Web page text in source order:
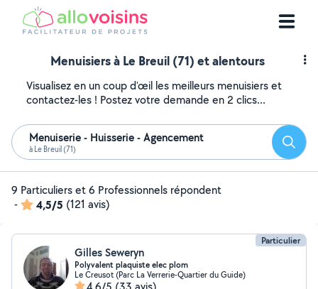
Menuisiers à Le Breuil (71) et alentours
Visualisez en un coup d'œil les meilleurs menuisiers et
contactez-les ! Postez votre demande en 2 clics...
Menuiserie - Huisserie - Agencement
à Le Breuil (71)
9 Particuliers et 6 Professionnels répondent
-
4,5/5 (121 avis)
Particulier
Gilles Seweryn
Polyvalent plaquiste elec plom
Le Creusot (Parc La Verrerie-Quartier du Guide)